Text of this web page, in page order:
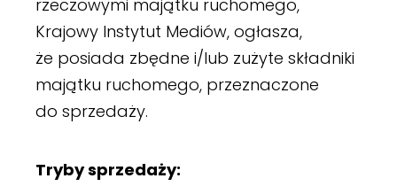
rzeczowymi majątku ruchomego,
Krajowy Instytut Mediów, ogłasza,
że posiada zbędne i/lub zużyte składniki
majątku ruchomego, przeznaczone
do sprzedaży.
Tryby sprzedaży: